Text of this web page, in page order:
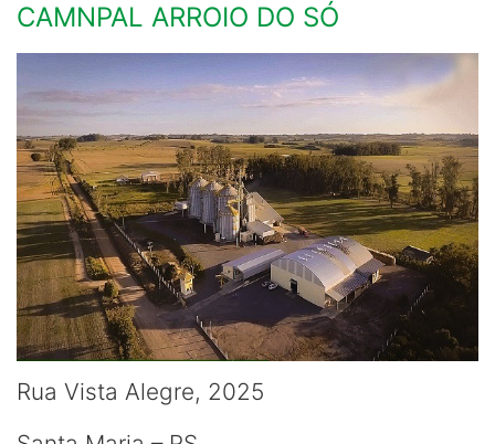
CAMNPAL ARROIO DO SÓ
Rua Vista Alegre, 2025